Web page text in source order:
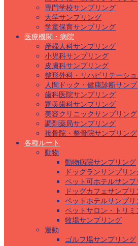
専門学校サンプリング
大学サンプリング
学童保育サンプリング
医療機関・病院
産婦人科サンプリング
小児科サンプリング
皮膚科サンプリング
整形外科・リハビリテーシ
人間ドック・健康診断サン
歯科医院サンプリング
審美歯科サンプリング
美容クリニックサンプリング
調剤薬局サンプリング
接骨院・整骨院サンプリング
各種ルート
動物
動物病院サンプリング
ドッグランサンプリン
ペット可ホテルサンプ
ドッグカフェサンプリ
ペットホテルサンプリ
ペットサロン・トリ
牧場サンプリング
運動
ゴルフ場サンプリング